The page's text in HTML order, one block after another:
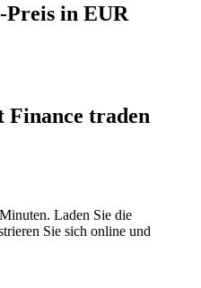
in EUR
Finance traden
Laden Sie die
Sie sich online und